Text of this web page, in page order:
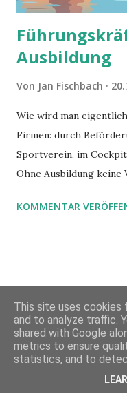
Ausbildung
Von Jan Fischbach
Wie wird man
Firmen: durch
Sportverein, im
Ohne Ausbildung keine
KOMMENTAR
This site uses cookies
and to analyze traffic.
shared with Google
metrics to ensure
statistics, and to